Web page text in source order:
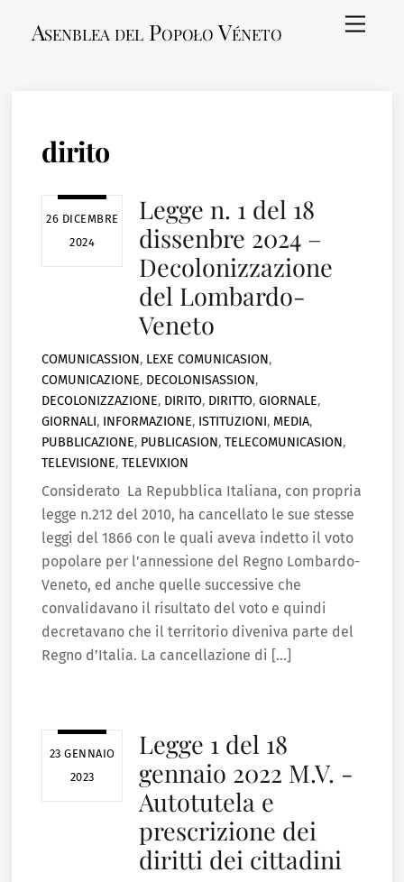
Menu
Asenblea del Popoło Véneto
dirito
26 DICEMBRE
2024
Legge n. 1 del 18
dissenbre 2024 –
Decolonizzazione
del Lombardo-
Veneto
COMUNICASSION, LEXE COMUNICASION,
COMUNICAZIONE, DECOLONISASSION,
DECOLONIZZAZIONE, DIRITO, DIRITTO,GIORNALE,
GIORNALI, INFORMAZIONE, ISTITUZIONI, MEDIA,
PUBBLICAZIONE, PUBLICASION,TELECOMUNICASION,
TELEVISIONE,TELEVIXION
Considerato La Repubblica Italiana, con propria
legge n.212 del 2010, ha cancellato le sue stesse
leggi del 1866 con le quali aveva indetto il voto
popolare per l’annessione del Regno Lombardo-
Veneto, ed anche quelle successive che
convalidavano il risultato del voto e quindi
decretavano che il territorio diveniva parte del
Regno d’Italia. La cancellazione di […]
23 GENNAIO
2023
Legge 1 del 18
gennaio 2022 M.V. -
Autotutela e
prescrizione dei
diritti dei cittadini